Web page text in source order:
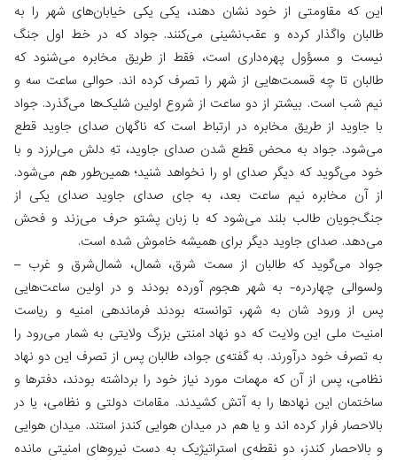
این که مقاومتی از خود نشان دهند، یکی یکی خیابان‌های شهر را به
طالبان واگذار کرده و عقب‌نشینی می‌کنند. جواد که در خط اول جنگ
نیست و مسؤول پهره‌داری است، فقط از طریق مخابره می‌شنود که
طالبان تا چه قسمت‌هایی از شهر را تصرف کرده اند. حوالی ساعت سه و
نیم شب است. بیشتر از دو ساعت از شروع اولین شلیک‌ها می‌گذرد. جواد
با جاوید از طریق مخابره در ارتباط است که ناگهان صدای جاوید قطع
می‌شود. جواد به محض قطع شدن صدای جاوید، تهِ دلش می‌لرزد و با
خود می‌گوید که دیگر صدای او را نخواهد شنید؛ همین‌طور هم می‌شود.
از آن مخابره نیم ساعت بعد، به جای صدای جاوید صدای یکی از
جنگ‌جویان طالب بلند می‌شود که با زبان پشتو حرف می‌زند و فحش
می‌دهد. صدای جاوید دیگر برای همیشه خاموش شده است.
جواد می‌گوید که طالبان از سمت شرق، شمال،‌ شمال‌شرق و غرب –
ولسوالی چهاردره- به شهر هجوم آورده بودند و در اولین ساعت‌هایی
پس از ورود شان به شهر، توانسته بودند فرماندهی امنیه‌ و ریاست
امنیت ملی این ولایت که دو نهاد امنتی بزرگ ولایتی به شمار می‌رود را
به تصرف خود درآورند. به گفته‌ی جواد، طالبان پس از تصرف این دو نهاد
نظامی، پس از آن که مهمات مورد نیاز خود را برداشته بودند، دفترها و
ساختمان این نهادها را به آتش کشیدند. مقامات دولتی و نظامی،‌ یا در
بالاحصار فرار کرده اند و یا هم در میدان هوایی کندز استند. میدان هوایی
و بالاحصار کندز، دو نقطه‌ی استراتیژیک به دست نیروهای امنیتی مانده